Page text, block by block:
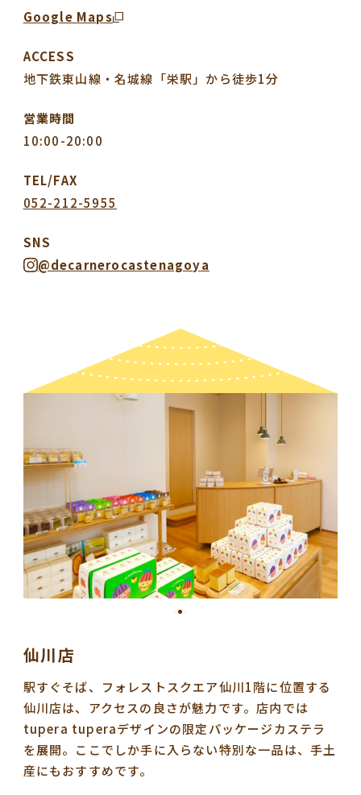
Google Maps
ACCESS
地下鉄東山線・名城線「栄駅」から徒歩1分
営業時間
10:00-20:00
TEL/FAX
052-212-5955
SNS
@decarnerocastenagoya
仙川店
駅すぐそば、フォレストスクエア仙川1階に位置する
仙川店は、アクセスの良さが魅力です。店内では
tupera tuperaデザインの限定パッケージカステラ
を展開。ここでしか手に入らない特別な一品は、手土
産にもおすすめです。